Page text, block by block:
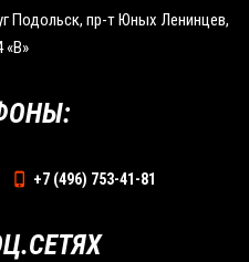
Подольск, пр-т Юных Ленинцев,
«В»
+7 (496) 753-41-81